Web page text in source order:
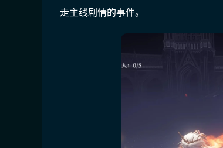
走主线剧情的事件。